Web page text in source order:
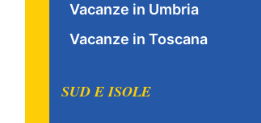
Vacanze in Umbria
Vacanze in Toscana
SUD E ISOLE